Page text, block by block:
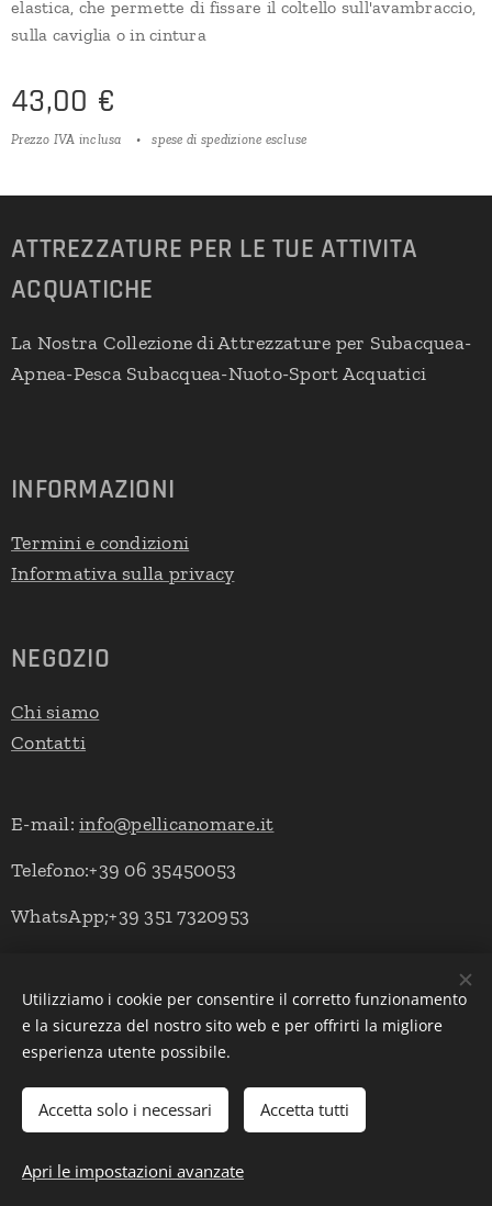
elastica, che permette di fissare il coltello sull'avambraccio,
sulla caviglia o in cintura
43,00 €
Prezzo IVA inclusa spese di spedizione escluse
Aggiungi al carrello
ATTREZZATURE PER LE TUE ATTIVITA
ACQUATICHE
La Nostra Collezione di Attrezzature per Subacquea-
Apnea-Pesca Subacquea-Nuoto-Sport Acquatici
INFORMAZIONI
Termini e condizioni
Informativa sulla privacy
NEGOZIO
Chi siamo
Contatti
E-mail:info@pellicanomare.it
Telefono:+39 06 35450053
WhatsApp;+39 351 7320953
Powered by Pellicano Mare Cookies
Lingue
Italiano
English Deutsch
Utilizziamo i cookie per consentire il corretto funzionamento
e la sicurezza del nostro sito web e per offrirti la migliore
esperienza utente possibile.
Accetta solo i necessari Accetta tutti
Apri le impostazioni avanzate